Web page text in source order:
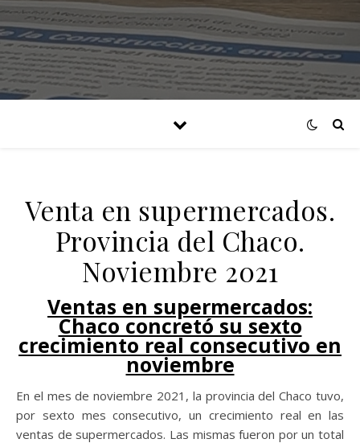
Venta en supermercados.
Provincia del Chaco.
Noviembre 2021
Ventas en supermercados:
Chaco concretó su sexto
crecimiento real consecutivo en
noviembre
En el mes de noviembre 2021, la provincia del Chaco tuvo,
por sexto mes consecutivo, un crecimiento real en las
ventas de supermercados. Las mismas fueron por un total